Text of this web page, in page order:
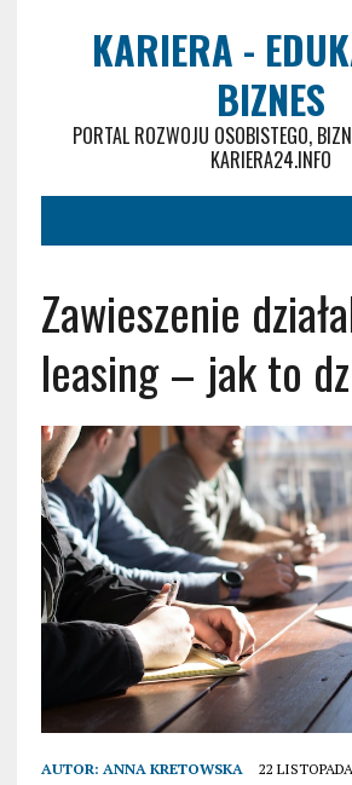
KARIERA -
BIZNES
PORTAL ROZWOJU OSOBISTEGO,
KARIERA24.INFO
Zawieszenie
leasing – jak to
AUTOR: ANNA KRETOWSKA 22